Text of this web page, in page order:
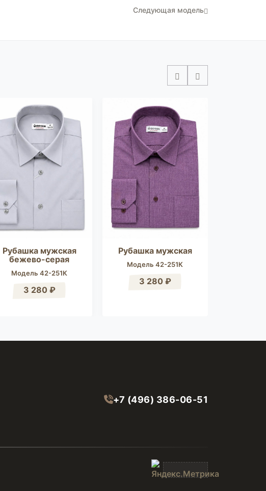
Следующая модель
Рубашка мужская
бежево-серая
Модель 42-251К
3 280 ₽
Рубашка мужская
Модель 42-251К
3 280 ₽
+7 (496) 386-06-51